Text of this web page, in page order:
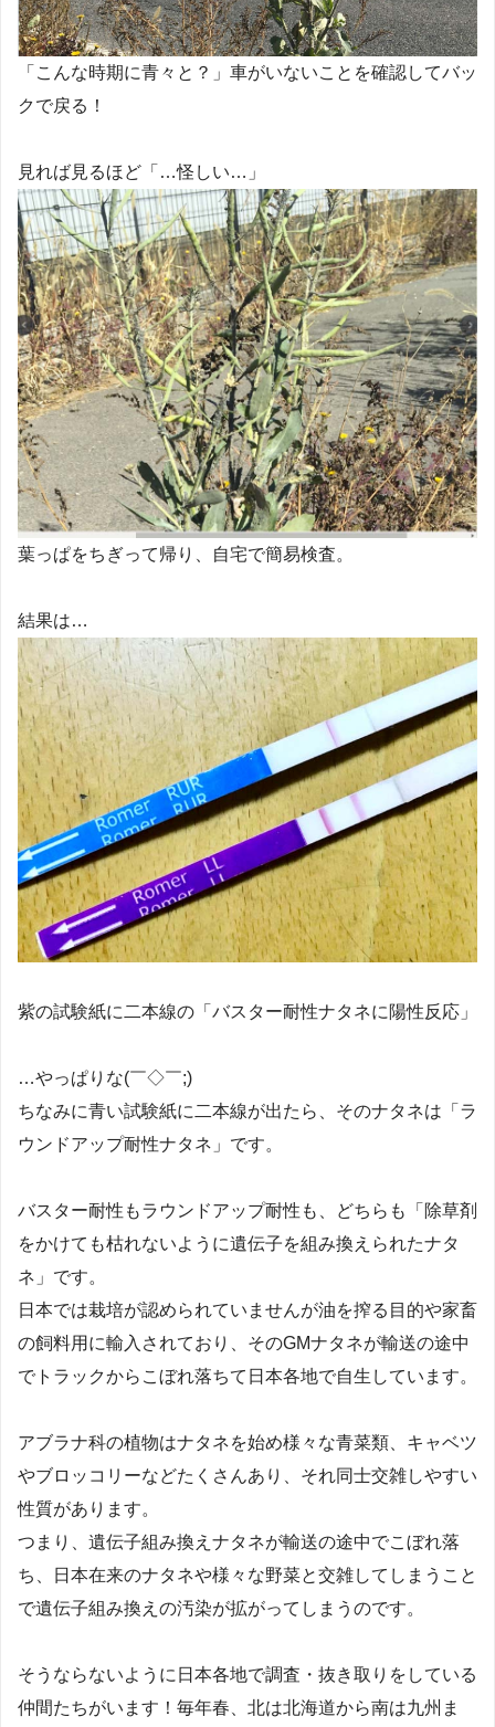
「こんな時期に青々と？」車がいないことを確認してバッ
クで戻る！
見れば見るほど「…怪しい…」
葉っぱをちぎって帰り、自宅で簡易検査。
結果は…
紫の試験紙に二本線の「バスター耐性ナタネに陽性反応」
…やっぱりな(￣◇￣;)
ちなみに青い試験紙に二本線が出たら、そのナタネは「ラ
ウンドアップ耐性ナタネ」です。
バスター耐性もラウンドアップ耐性も、どちらも「除草剤
をかけても枯れないように遺伝子を組み換えられたナタ
ネ」です。
日本では栽培が認められていませんが油を搾る目的や家畜
の飼料用に輸入されており、そのGMナタネが輸送の途中
でトラックからこぼれ落ちて日本各地で自生しています。
アブラナ科の植物はナタネを始め様々な青菜類、キャベツ
やブロッコリーなどたくさんあり、それ同士交雑しやすい
性質があります。
つまり、遺伝子組み換えナタネが輸送の途中でこぼれ落
ち、日本在来のナタネや様々な野菜と交雑してしまうこと
で遺伝子組み換えの汚染が拡がってしまうのです。
そうならないように日本各地で調査・抜き取りをしている
仲間たちがいます！毎年春、北は北海道から南は九州ま